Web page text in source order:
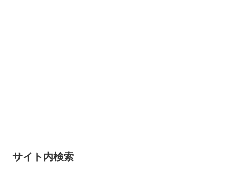
サイト内検索